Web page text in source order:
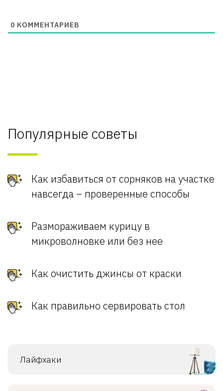
0 КОММЕНТАРИЕВ
Популярные советы
Как избавиться от сорняков на участке
навсегда – проверенные способы
Размораживаем курицу в
микроволновке или без нее
Как очистить джинсы от краски
Как правильно сервировать стол
Лайфхаки